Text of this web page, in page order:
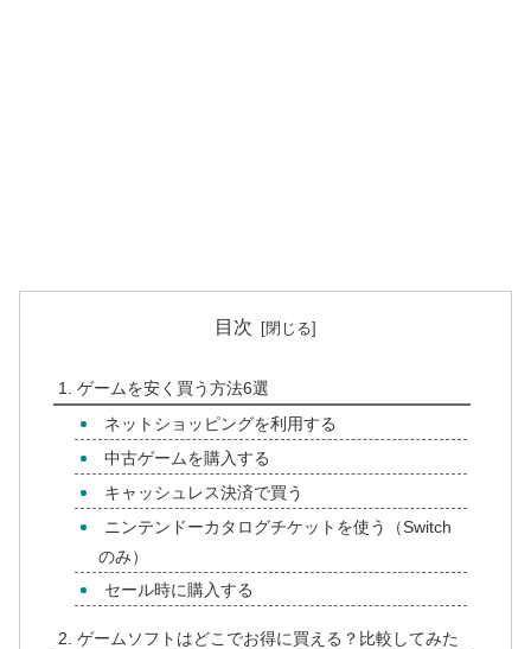
目次
ゲームを安く買う方法6選
ネットショッピングを利用する
中古ゲームを購入する
キャッシュレス決済で買う
ニンテンドーカタログチケットを使う（Switch
のみ）
セール時に購入する
ゲームソフトはどこでお得に買える？比較してみた